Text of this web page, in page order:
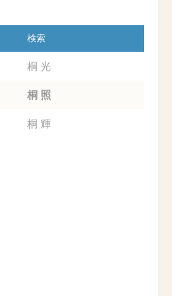
検索
桐 光
桐 照
桐 輝